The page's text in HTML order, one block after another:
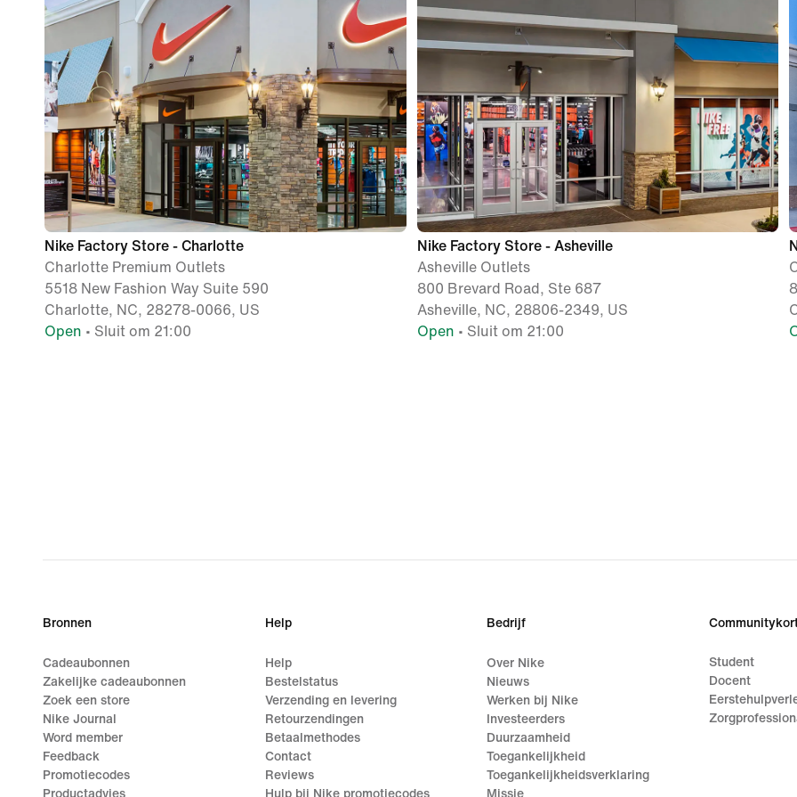
Nike Factory Store - Charlotte
Charlotte Premium Outlets
5518 New Fashion Way Suite 590
Charlotte, NC, 28278-0066, US
Open • Sluit om 21:00
Nike Factory Store - Asheville
Asheville Outlets
800 Brevard Road, Ste 687
Asheville, NC, 28806-2349, US
Open • Sluit om 21:00
Bronnen
Cadeaubonnen
Zakelijke cadeaubonnen
Zoek een store
Nike Journal
Word member
Feedback
Promotiecodes
Productadvies
Help
Help
Bestelstatus
Verzending en levering
Retourzendingen
Betaalmethodes
Contact
Reviews
Hulp bij Nike promotiecodes
Bedrijf
Over Nike
Nieuws
Werken bij Nike
Investeerders
Duurzaamheid
Toegankelijkheid
Toegankelijkheidsverklaring
Missie
Student
Docent